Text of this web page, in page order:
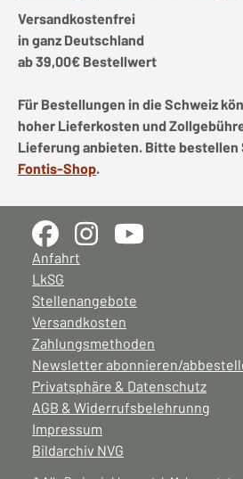
Versandkostenfrei
in ganz Deutschland
ab 39,00€ Bestellwert
Für Bestellungen in die Schweiz
hoher Lieferkosten und
Lieferung anbieten. Bitte bestellen
Fontis-Shop.
Anfahrt
LkSG
Stellenangebote
Versandkosten
Zahlungsmethoden
Newsletter abonnieren/
Privatsphäre & Datenschutz
AGB & Widerrufsbelehrunng
Impressum
Bildarchiv NVG